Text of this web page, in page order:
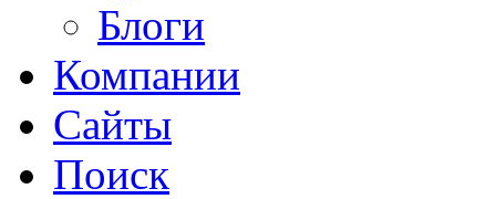
Блоги
Компании
Сайты
Поиск